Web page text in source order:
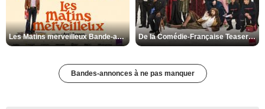
Les Matins merveilleux Bande-annonce VF De la Comédie-Française Teaser VF
Bandes-annonces à ne pas manquer